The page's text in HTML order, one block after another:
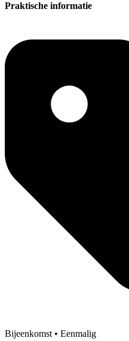
Praktische informatie
Bijeenkomst • Eenmalig